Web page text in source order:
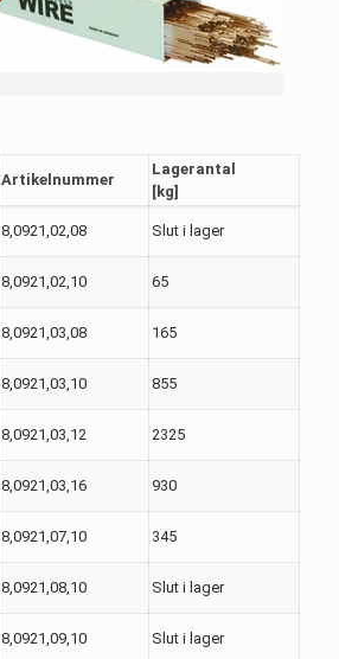
Artikelnummer
Lagerantal
[kg]
8,0921,02,08 Slut i lager
8,0921,02,10 65
8,0921,03,08 165
8,0921,03,10 855
8,0921,03,12 2325
8,0921,03,16 930
8,0921,07,10 345
8,0921,08,10 Slut i lager
8,0921,09,10 Slut i lager